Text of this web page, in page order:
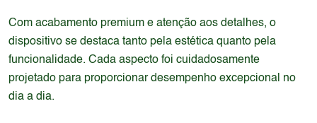
Com acabamento premium e atenção aos detalhes, o
dispositivo se destaca tanto pela estética quanto pela
funcionalidade. Cada aspecto foi cuidadosamente
projetado para proporcionar desempenho excepcional no
dia a dia.